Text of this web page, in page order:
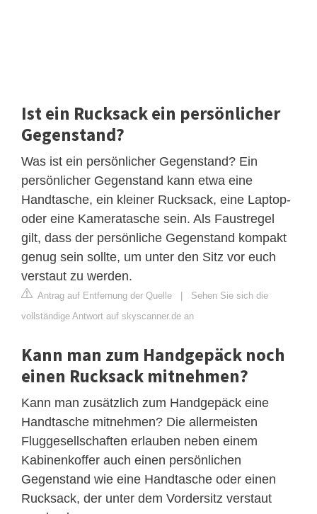
Ist ein Rucksack ein persönlicher
Gegenstand?
Was ist ein persönlicher Gegenstand? Ein
persönlicher Gegenstand kann etwa eine
Handtasche, ein kleiner Rucksack, eine Laptop-
oder eine Kameratasche sein. Als Faustregel
gilt, dass der persönliche Gegenstand kompakt
genug sein sollte, um unter den Sitz vor euch
verstaut zu werden.
Antrag auf Entfernung der Quelle | Sehen Sie sich die
vollständige Antwort auf skyscanner.de an
Kann man zum Handgepäck noch
einen Rucksack mitnehmen?
Kann man zusätzlich zum Handgepäck eine
Handtasche mitnehmen? Die allermeisten
Fluggesellschaften erlauben neben einem
Kabinenkoffer auch einen persönlichen
Gegenstand wie eine Handtasche oder einen
Rucksack, der unter dem Vordersitz verstaut